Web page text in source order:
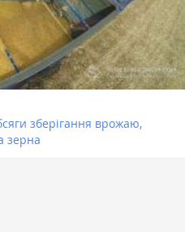
зберігання врожаю,
зерна